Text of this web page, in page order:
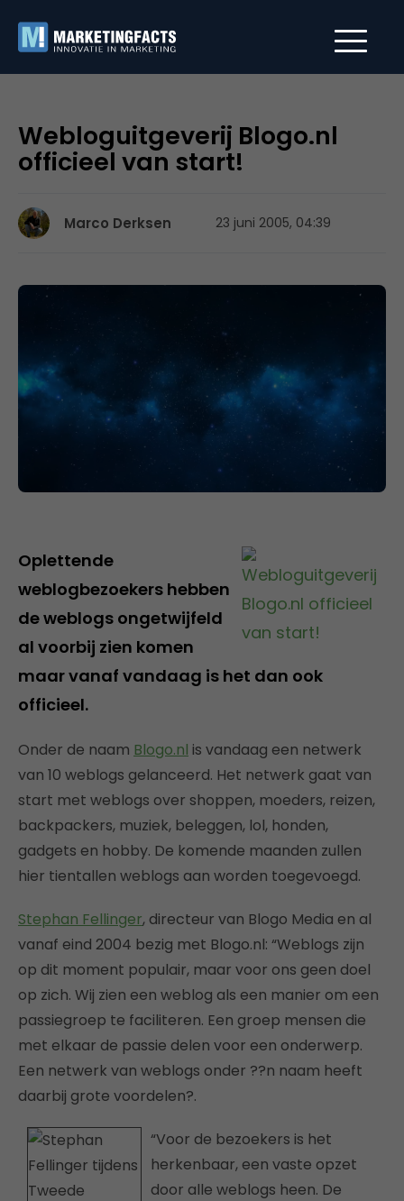
Webloguitgeverij Blogo.nl
officieel van start!
Marco Derksen 23 juni 2005, 04:39
Oplettende
weblogbezoekers hebben
de weblogs ongetwijfeld
al voorbij zien komen
maar vanaf vandaag is het dan ook
officieel.
Onder de naam Blogo.nl is vandaag een netwerk
van 10 weblogs gelanceerd. Het netwerk gaat van
start met weblogs over shoppen, moeders, reizen,
backpackers, muziek, beleggen, lol, honden,
gadgets en hobby. De komende maanden zullen
hier tientallen weblogs aan worden toegevoegd.
Stephan Fellinger, directeur van Blogo Media en al
vanaf eind 2004 bezig met Blogo.nl: “Weblogs zijn
op dit moment populair, maar voor ons geen doel
op zich. Wij zien een weblog als een manier om een
passiegroep te faciliteren. Een groep mensen die
met elkaar de passie delen voor een onderwerp.
Een netwerk van weblogs onder ??n naam heeft
daarbij grote voordelen?.
“Voor de bezoekers is het
herkenbaar, een vaste opzet
door alle weblogs heen. De